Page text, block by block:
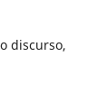
discurso,